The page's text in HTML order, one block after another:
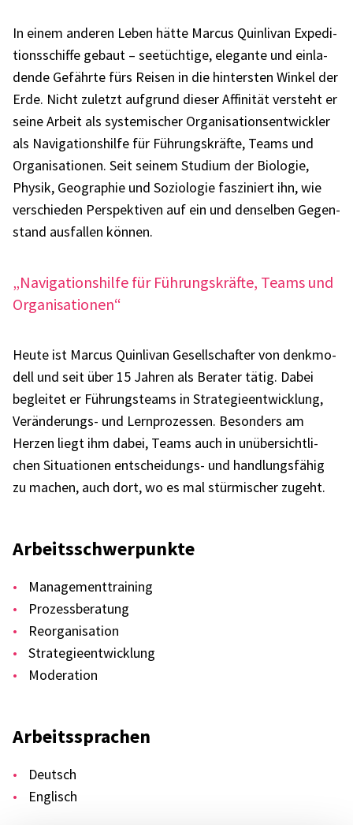
In einem ande­ren Leben hätte Marcus Quin­li­van Expe­di­
ti­ons­schiffe gebaut – seetüch­tige, elegante und einla­
dende Gefährte fürs Reisen in die hinters­ten Winkel der
Erde. Nicht zuletzt aufgrund dieser Affi­ni­tät versteht er
seine Arbeit als syste­mi­scher Orga­ni­sa­ti­ons­ent­wick­ler
als Navi­ga­ti­ons­hilfe für Führungs­kräfte, Teams und
Orga­ni­sa­tio­nen. Seit seinem Studium der Biolo­gie,
Physik, Geogra­phie und Sozio­lo­gie faszi­niert ihn, wie
verschie­den Perspek­ti­ven auf ein und densel­ben Gegen­
stand ausfal­len können.
„Navi­ga­ti­ons­hilfe für Führungs­kräfte, Teams und
Orga­ni­sa­tio­nen“
Heute ist Marcus Quin­li­van Gesell­schaf­ter von denk­mo­
dell und seit über 15 Jahren als Bera­ter tätig. Dabei
beglei­tet er Führungs­teams in Stra­te­gie­ent­wick­lung,
Verän­de­rungs- und Lern­pro­zes­sen. Beson­ders am
Herzen liegt ihm dabei, Teams auch in unüber­sicht­li­
chen Situa­tio­nen entschei­dungs- und hand­lungs­fä­hig
zu machen, auch dort, wo es mal stür­mi­scher zugeht.
Arbeits­schwer­punkte
Manage­ment­trai­ning
Prozess­be­ra­tung
Reor­ga­ni­sa­tion
Stra­te­gie­ent­wick­lung
Mode­ra­tion
Arbeits­spra­chen
Deutsch
Englisch